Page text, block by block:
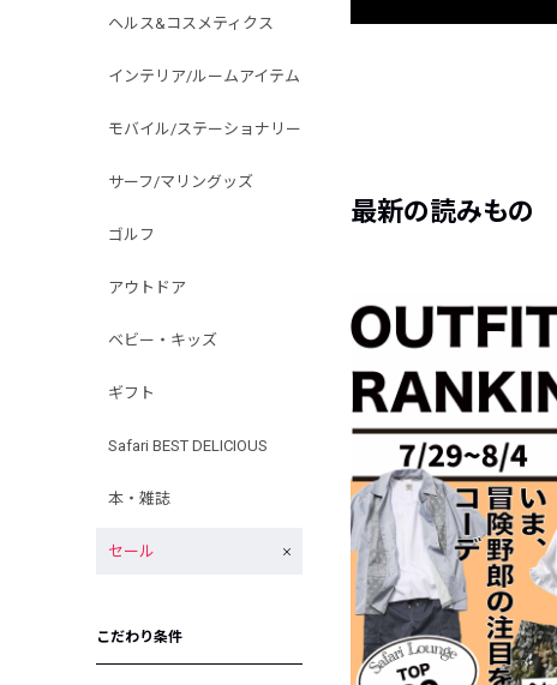
ヘルス&コスメティクス
インテリア/ルームアイテム
モバイル/ステーショナリー
サーフ/マリングッズ
ゴルフ
アウトドア
ベビー・キッズ
ギフト
Safari BEST DELICIOUS
本・雑誌
セール
こだわり条件
最新の読みもの